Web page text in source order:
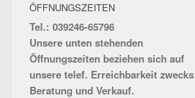
ÖFFNUNGSZEITEN
Tel.: 039246-65796
Unsere unten stehenden
Öffnungszeiten beziehen sich auf
unsere telef. Erreichbarkeit zwecks
Beratung und Verkauf.